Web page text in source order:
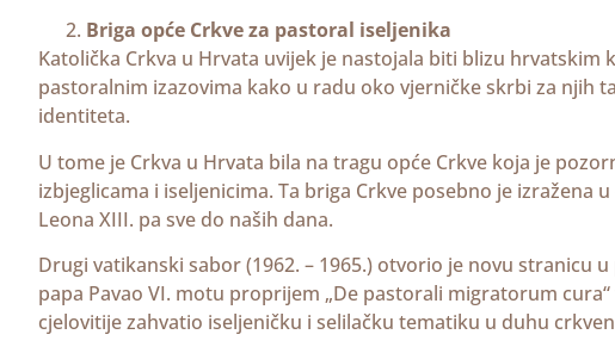
Briga opće Crkve za pastoral iseljenika
Katolička Crkva u Hrvata uvijek je nastojala biti blizu
pastoralnim izazovima kako u radu oko vjerničke skrbi za njih
identiteta.
U tome je Crkva u Hrvata bila na tragu opće Crkve koja je
izbjeglicama i iseljenicima. Ta briga Crkve posebno je
Leona XIII. pa sve do naših dana.
Drugi vatikanski sabor (1962. – 1965.) otvorio je novu stranicu
papa Pavao VI. motu proprijem „De pastorali migratorum
cjelovitije zahvatio iseljeničku i selilačku tematiku u duhu